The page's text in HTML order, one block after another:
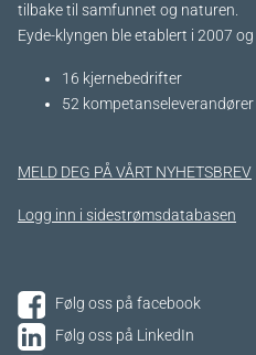
tilbake til samfunnet og naturen.
Eyde-klyngen ble etablert i 2007
16 kjernebedrifter​
52 kompetanseleverandører
MELD DEG PÅ VÅRT NYHETSBREV
Logg inn i sidestrømsdatabasen
Følg oss på facebook
Følg oss på LinkedIn